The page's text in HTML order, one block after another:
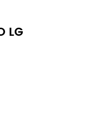
LG